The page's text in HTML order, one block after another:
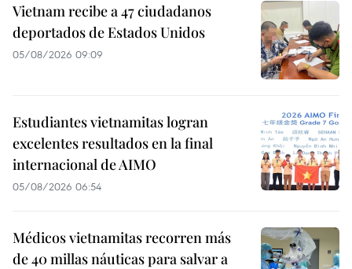
Vietnam recibe a 47 ciudadanos
deportados de Estados Unidos
05/08/2026 09:09
Estudiantes vietnamitas logran
excelentes resultados en la final
internacional de AIMO
05/08/2026 06:54
Médicos vietnamitas recorren más
de 40 millas náuticas para salvar a